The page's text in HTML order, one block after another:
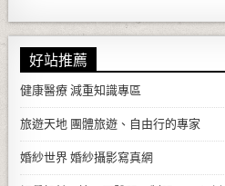
好站推薦
健康醫療 減重知識專區
旅遊天地 團體旅遊、自由行的專家
婚紗世界 婚紗攝影寫真網